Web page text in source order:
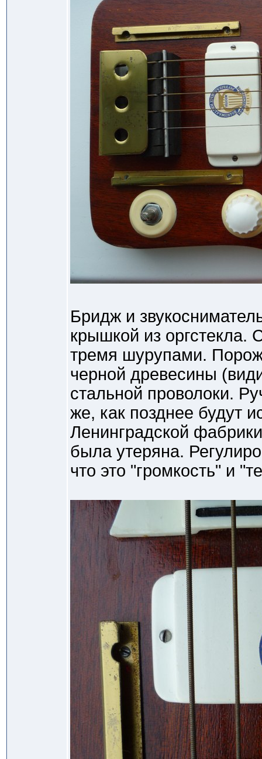
Бридж и
крышкой из оргстекла.
тремя шурупами.
черной древесины
стальной проволоки.
же, как позднее будут
Ленинградской
была утеряна.
что это "громкость" и